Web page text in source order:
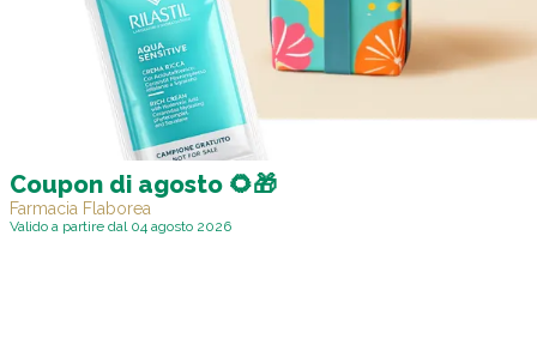
Coupon di agosto 🌻🎁
Farmacia Flaborea
Valido a partire dal 04 agosto 2026